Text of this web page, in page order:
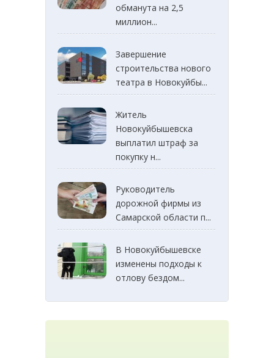
обманута на 2,5
миллион...
Завершение
строительства нового
театра в Новокуйбы...
Житель
Новокуйбышевска
выплатил штраф за
покупку н...
Руководитель
дорожной фирмы из
Самарской области п...
В Новокуйбышевске
изменены подходы к
отлову бездом...